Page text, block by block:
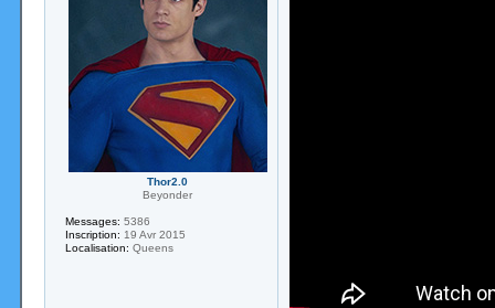
Thor2.0
Beyonder
Messages: 5386
Inscription: 19 Avr 2015
Localisation: Queens